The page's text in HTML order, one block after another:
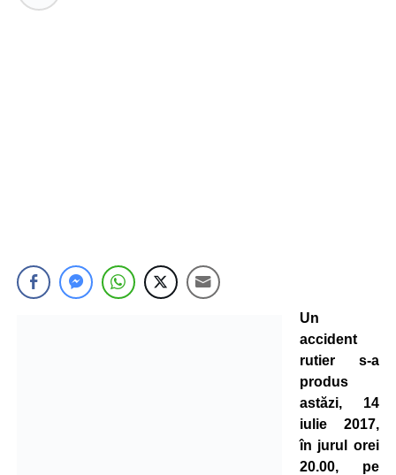
Un
accident
rutier s-a
produs
astăzi, 14
iulie 2017,
în jurul orei
20.00, pe